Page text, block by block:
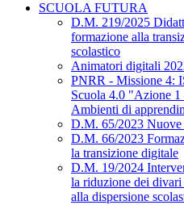
SCUOLA FUTURA
D.M. 219/2025
formazione alla
scolastico
Animatori digitali
PNRR - Missione 4:
Scuola 4.0 "Azione
Ambienti di
D.M. 65/2023 Nuove
D.M. 66/2023
la transizione digitale
D.M. 19/2024
la riduzione dei
alla dispersione